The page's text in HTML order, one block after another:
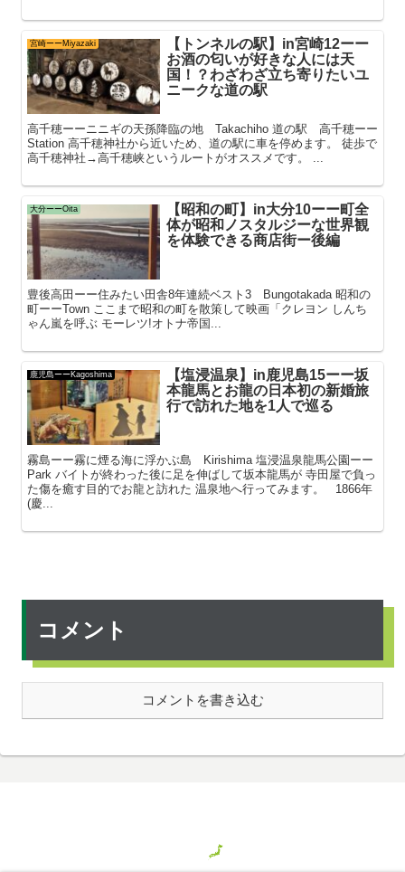
宮崎ーーMiyazaki
【トンネルの駅】in宮崎12ーー
お酒の匂いが好きな人には天
国！？わざわざ立ち寄りたいユ
ニークな道の駅
高千穂ーーニニギの天孫降臨の地 Takachiho 道の駅 高千穂ーー
Station 高千穂神社から近いため、道の駅に車を停めます。 徒歩で
高千穂神社→高千穂峡というルートがオススメです。 ...
大分ーーOita
【昭和の町】in大分10ーー町全
体が昭和ノスタルジーな世界観
を体験できる商店街ー後編
豊後高田ーー住みたい田舎8年連続ベスト3 Bungotakada 昭和の
町ーーTown ここまで昭和の町を散策して映画「クレヨン しんち
ゃん嵐を呼ぶ モーレツ!オトナ帝国...
鹿児島ーーKagoshima
【塩浸温泉】in鹿児島15ーー坂
本龍馬とお龍の日本初の新婚旅
行で訪れた地を1人で巡る
霧島ーー霧に煙る海に浮かぶ島 Kirishima 塩浸温泉龍馬公園ーー
Park バイトが終わった後に足を伸ばして坂本龍馬が 寺田屋で負っ
た傷を癒す目的でお龍と訪れた 温泉地へ行ってみます。 1866年
(慶...
コメント
コメントを書き込む